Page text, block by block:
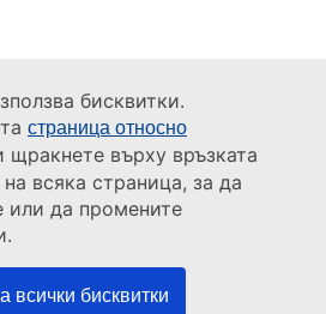
бисквитки.
страница относно
щракнете върху връзката
всяка страница, за да
или да промените
всички бисквитки